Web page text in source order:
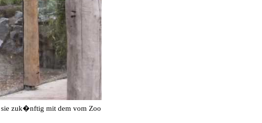
sie zuk�nftig mit dem vom Zoo